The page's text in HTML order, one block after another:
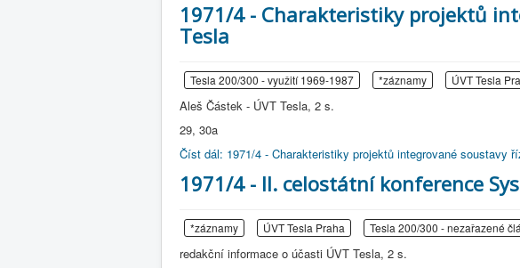
1971/4 - Charakteristiky projektů
Tesla
Tesla 200/300 - využití 1969-1987 *záznamy ÚVT Tesla
Aleš Částek - ÚVT Tesla, 2 s.
29, 30a
Číst dál: 1971/4 - Charakteristiky projektů integrované soustavy
1971/4 - II. celostátní konference
*záznamy ÚVT Tesla Praha Tesla 200/300 - nezařazené
redakční informace o účasti ÚVT Tesla, 2 s.